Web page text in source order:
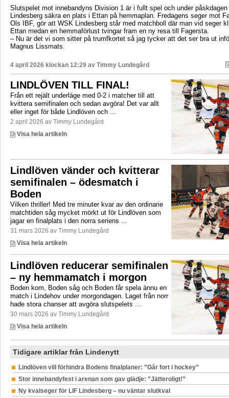
Slutspelet mot innebandyns Division 1 är i fullt spel och under
Lindesberg säkra en plats i Ettan på hemmaplan. Fredagens seger mot
Ols IBF, gör att WSK Lindesberg står med matchboll där man vid seger
Ettan medan en hemmaförlust tvingar fram en ny resa till Fagersta.
– Nu är det vi som sitter på trumfkortet så jag tycker att det ser bra ut
Magnus Lissmats.
4 april 2026 klockan 12:29 av Timmy Lundegård
LINDLÖVEN TILL FINAL!
Från ett rejält underläge med 0-2 i matcher till att
kvittera semifinalen och sedan avgöra! Det var allt
eller inget för både Lindlöven och ...
2 april 2026 av Timmy Lundegård
Visa hela artikeln
Lindlöven vänder och kvitterar
semifinalen – ödesmatch i
Boden
Vilken thriller! Med tre minuter kvar av den ordinarie
matchtiden såg mycket mörkt ut för Lindlöven som
jagar en finalplats i den norra seriens ...
31 mars 2026 av Timmy Lundegård
Visa hela artikeln
Lindlöven reducerar semifinalen
– ny hemmamatch i morgon
Boden kom, Boden såg och Boden får spela ännu en
match i Lindehov under morgondagen. Laget från norr
hade stora chanser att avgöra slutspelets ...
30 mars 2026 av Timmy Lundegård
Visa hela artikeln
Tidigare artiklar från Lindenytt
Lindlöven vill förhindra Bodens finalplaner: ”Går fort i hockey”
Stor innebandyfest i arenan som gav glädje: ”Jätteroligt!”
Ny kvalseger för LIF Lindesberg – nu väntar slutkval